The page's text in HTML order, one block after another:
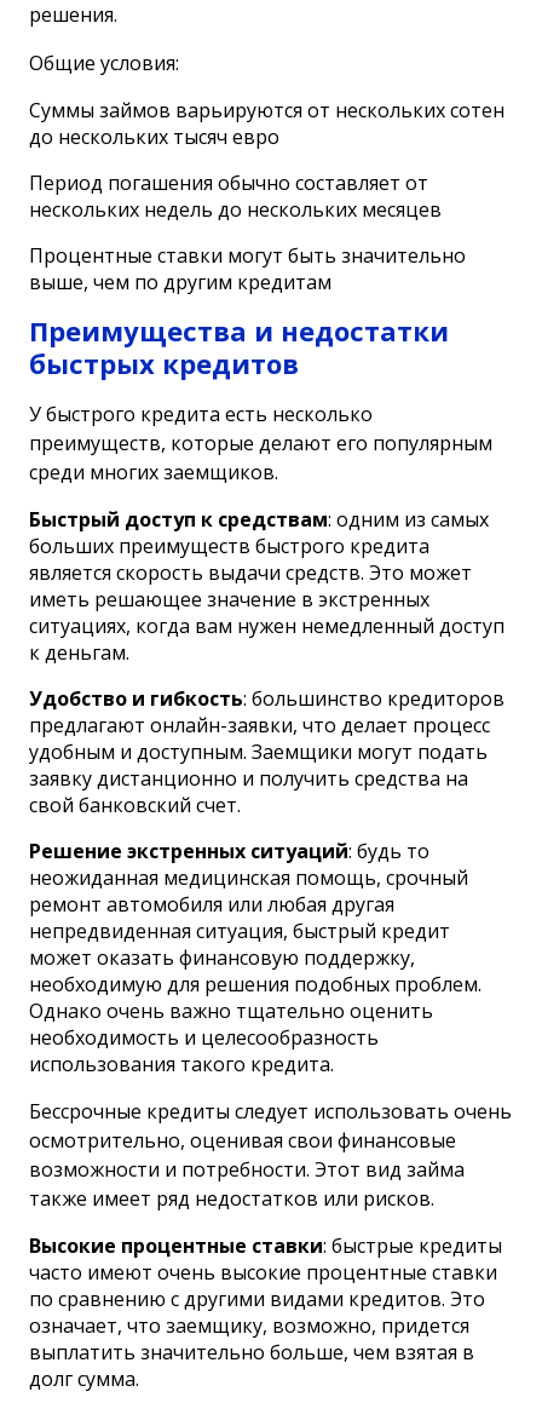
решения.
Общие условия:
Суммы займов варьируются от нескольких сотен
до нескольких тысяч евро
Период погашения обычно составляет от
нескольких недель до нескольких месяцев
Процентные ставки могут быть значительно
выше, чем по другим кредитам
Преимущества и недостатки
быстрых кредитов
У быстрого кредита есть несколько
преимуществ, которые делают его популярным
среди многих заемщиков.
Быстрый доступ к средствам: одним из самых
больших преимуществ быстрого кредита
является скорость выдачи средств. Это может
иметь решающее значение в экстренных
ситуациях, когда вам нужен немедленный доступ
к деньгам.
Удобство и гибкость: большинство кредиторов
предлагают онлайн-заявки, что делает процесс
удобным и доступным. Заемщики могут подать
заявку дистанционно и получить средства на
свой банковский счет.
Решение экстренных ситуаций: будь то
неожиданная медицинская помощь, срочный
ремонт автомобиля или любая другая
непредвиденная ситуация, быстрый кредит
может оказать финансовую поддержку,
необходимую для решения подобных проблем.
Однако очень важно тщательно оценить
необходимость и целесообразность
использования такого кредита.
Бессрочные кредиты следует использовать очень
осмотрительно, оценивая свои финансовые
возможности и потребности. Этот вид займа
также имеет ряд недостатков или рисков.
Высокие процентные ставки: быстрые кредиты
часто имеют очень высокие процентные ставки
по сравнению с другими видами кредитов. Это
означает, что заемщику, возможно, придется
выплатить значительно больше, чем взятая в
долг сумма.